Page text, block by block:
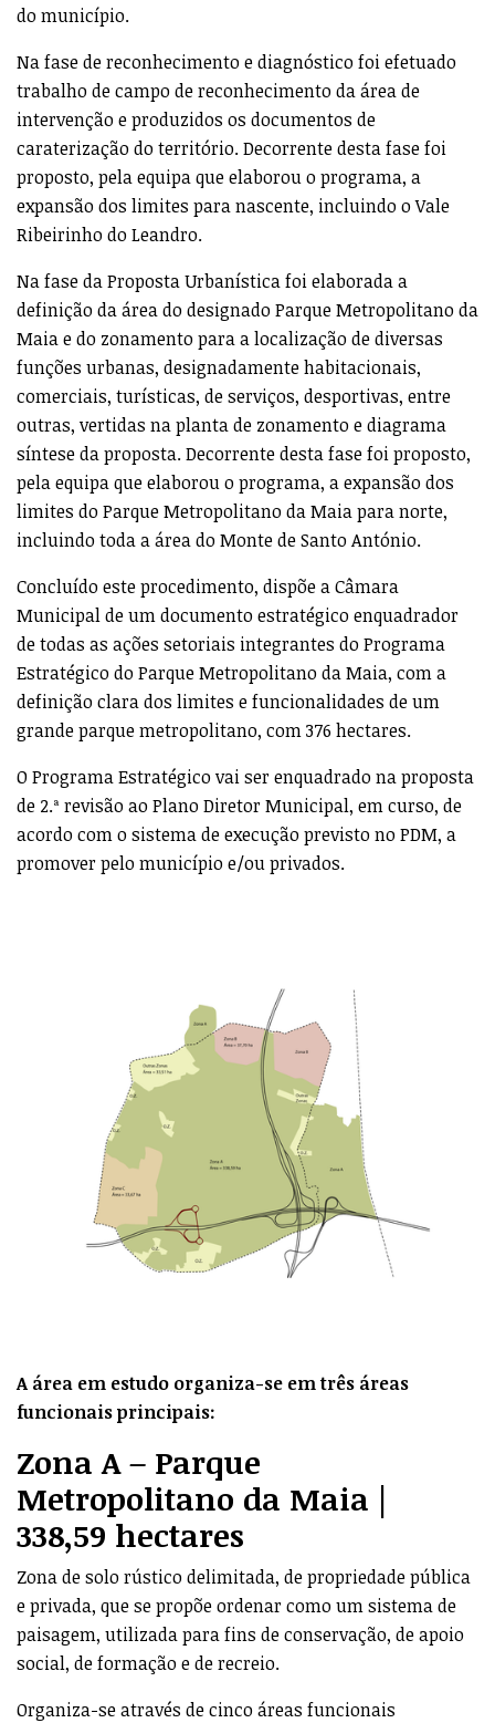
do município.
Na fase de reconhecimento e diagnóstico foi efetuado
trabalho de campo de reconhecimento da área de
intervenção e produzidos os documentos de
caraterização do território. Decorrente desta fase foi
proposto, pela equipa que elaborou o programa, a
expansão dos limites para nascente, incluindo o Vale
Ribeirinho do Leandro.
Na fase da Proposta Urbanística foi elaborada a
definição da área do designado Parque Metropolitano da
Maia e do zonamento para a localização de diversas
funções urbanas, designadamente habitacionais,
comerciais, turísticas, de serviços, desportivas, entre
outras, vertidas na planta de zonamento e diagrama
síntese da proposta. Decorrente desta fase foi proposto,
pela equipa que elaborou o programa, a expansão dos
limites do Parque Metropolitano da Maia para norte,
incluindo toda a área do Monte de Santo António.
Concluído este procedimento, dispõe a Câmara
Municipal de um documento estratégico enquadrador
de todas as ações setoriais integrantes do Programa
Estratégico do Parque Metropolitano da Maia, com a
definição clara dos limites e funcionalidades de um
grande parque metropolitano, com 376 hectares.
O Programa Estratégico vai ser enquadrado na proposta
de 2.ª revisão ao Plano Diretor Municipal, em curso, de
acordo com o sistema de execução previsto no PDM, a
promover pelo município e/ou privados.
A área em estudo organiza-se em três áreas
funcionais principais:
Zona A – Parque
Metropolitano da Maia |
338,59 hectares
Zona de solo rústico delimitada, de propriedade pública
e privada, que se propõe ordenar como um sistema de
paisagem, utilizada para fins de conservação, de apoio
social, de formação e de recreio.
Organiza-se através de cinco áreas funcionais